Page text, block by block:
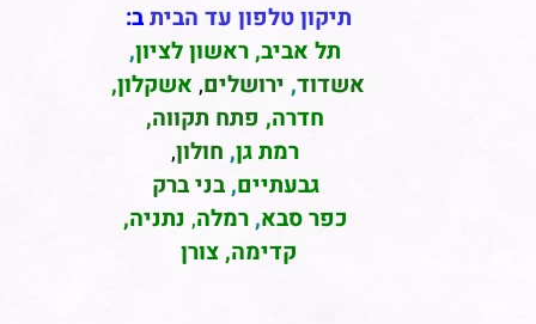
תיקון טלפון עד הביתב:
תל אביב, ראשון לציון,
אשדוד, ירושלים, אשקלון,
חדרה, פתח תקווה,
רמת גן, חולון,
גבעתיים,בני ברק
כפר סבא,רמלה, נתניה,
קדימה, צורן